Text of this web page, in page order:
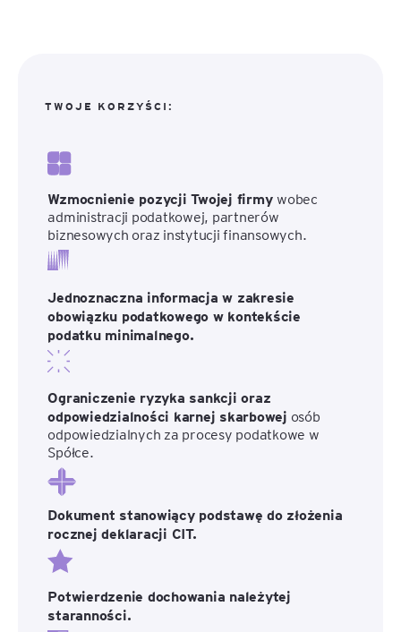
TWOJE KORZYŚCI:
Wzmocnienie pozycji Twojej firmy wobec
administracji podatkowej, partnerów
biznesowych oraz instytucji finansowych.
Jednoznaczna informacja w zakresie
obowiązku podatkowego w kontekście
podatku minimalnego.
Ograniczenie ryzyka sankcji oraz
odpowiedzialności karnej skarbowej osób
odpowiedzialnych za procesy podatkowe w
Spółce.
Dokument stanowiący podstawę do złożenia
rocznej deklaracji CIT.
Potwierdzenie dochowania należytej
staranności.